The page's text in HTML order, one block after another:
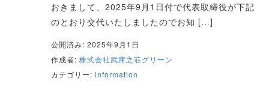
おきまして、2025年9月1日付で代表取締役が下記
のとおり交代いたしましたのでお知 […]
公開済み: 2025年9月1日
作成者: 株式会社武庫之荘グリーン
カテゴリー: information